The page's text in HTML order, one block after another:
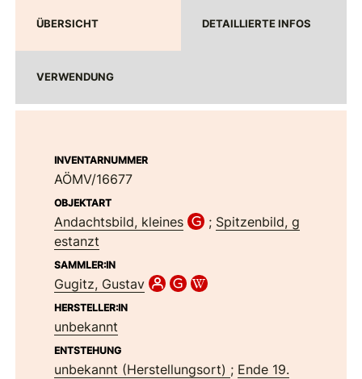
ÜBERSICHT DETAILLIERTE INFOS
VERWENDUNG
INVENTARNUMMER
AÖMV/16677
OBJEKTART
Andachtsbild, kleines ; Spitzenbild, g
estanzt
SAMMLER:IN
Gugitz, Gustav
HERSTELLER:IN
unbekannt
ENTSTEHUNG
unbekannt (Herstellungsort) ; Ende 19.